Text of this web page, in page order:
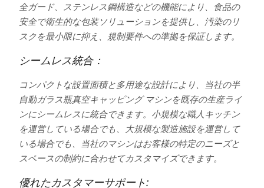
全ガード、ステンレス鋼構造などの機能により、食品の
安全で衛生的な包装ソリューションを提供し、汚染のリ
スクを最小限に抑え、規制要件への準拠を保証します。
シームレス統合：
コンパクトな設置面積と多用途な設計により、当社の半
自動ガラス瓶真空キャッピング マシンを既存の生産ライ
ンにシームレスに統合できます。小規模な職人キッチン
を運営している場合でも、大規模な製造施設を運営して
いる場合でも、当社のマシンはお客様の特定のニーズと
スペースの制約に合わせてカスタマイズできます。
優れたカスタマーサポート: